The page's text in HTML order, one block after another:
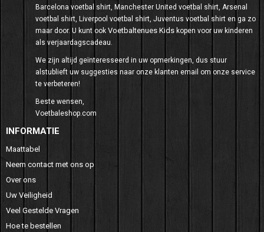
Barcelona voetbal shirt, Manchester United voetbal shirt, Arsenal
voetbal shirt, Liverpool voetbal shirt, Juventus voetbal shirt en ga zo
maar door. U kunt ook Voetbaltenues Kids kopen voor uw kinderen
als verjaardagscadeau.
We zijn altijd geïnteresseerd in uw opmerkingen, dus stuur
alstublieft uw suggesties naar onze klanten email om onze service
te verbeteren!
Beste wensen,
Voetbaleshop.com
INFORMATIE
Maattabel
Neem contact met ons op
Over ons
Uw Veiligheid
Veel Gestelde Vragen
Hoe te bestellen